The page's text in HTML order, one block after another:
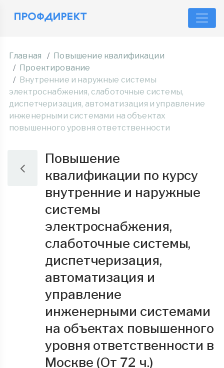
Главная
Повышение квалификации
Проектирование
Внутренние и наружные системы
электроснабжения, слаботочные системы,
диспетчеризация, автоматизация и управление
инженерными системами на объектах
повышенного уровня ответственности
Повышение
квалификации по курсу
внутренние и наружные
системы
электроснабжения,
слаботочные системы,
диспетчеризация,
автоматизация и
управление
инженерными системами
на объектах повышенного
уровня ответственности в
Москве (От 72 ч.)